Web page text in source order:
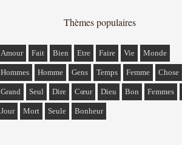
Thèmes populaires
Amour Fait Bien Etre Faire Vie Monde
Hommes Homme Gens Temps Femme Chose
Grand Seul Dire Cœur Dieu Bon Femmes
Jour Mort Seule Bonheur